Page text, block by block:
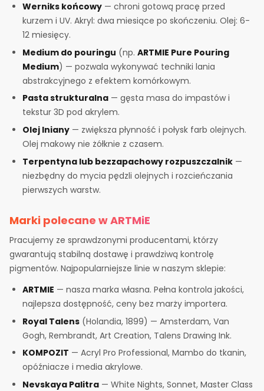
Werniks końcowy — chroni gotową pracę przed
kurzem i UV. Akryl: dwa miesiące po skończeniu. Olej: 6-
12 miesięcy.
Medium do pouringu (np.ARTMIE Pure Pouring
Medium) — pozwala wykonywać techniki lania
abstrakcyjnego z efektem komórkowym.
Pasta strukturalna — gęsta masa do impastów i
tekstur 3D pod akrylem.
Olej lniany — zwiększa płynność i połysk farb olejnych.
Olej makowy nie żółknie z czasem.
Terpentyna lub bezzapachowy rozpuszczalnik —
niezbędny do mycia pędzli olejnych i rozcieńczania
pierwszych warstw.
Marki polecane w ARTMiE
Pracujemy ze sprawdzonymi producentami, którzy
gwarantują stabilną dostawę i prawdziwą kontrolę
pigmentów. Najpopularniejsze linie w naszym sklepie:
ARTMIE — nasza marka własna. Pełna kontrola jakości,
najlepsza dostępność, ceny bez marży importera.
Royal Talens (Holandia, 1899) — Amsterdam, Van
Gogh, Rembrandt, Art Creation, Talens Drawing Ink.
KOMPOZIT — Acryl Pro Professional, Mambo do tkanin,
opóźniacze i media akrylowe.
Nevskaya Palitra — White Nights, Sonnet, Master Class